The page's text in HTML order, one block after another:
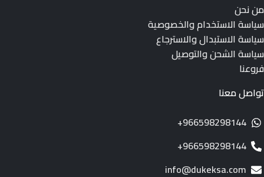
من نحن
سياسة الاستخدام والخصوصية
سياسة الاستبدال والاسترجاع
سياسة الشحن والتوصيل
فروعنا
تواصل معنا
966598298144+
966598298144+
info@dukeksa.com